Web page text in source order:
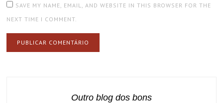
SAVE MY NAME, EMAIL, AND WEBSITE IN THIS BROWSER FOR THE
NEXT TIME I COMMENT.
Outro blog dos bons